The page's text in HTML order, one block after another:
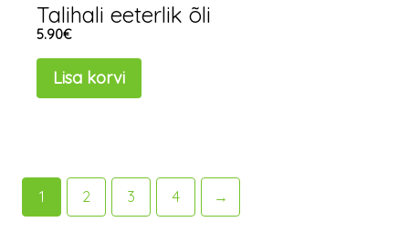
Talihali eeterlik õli
5.90€
Lisa korvi
1 2 3 4 →